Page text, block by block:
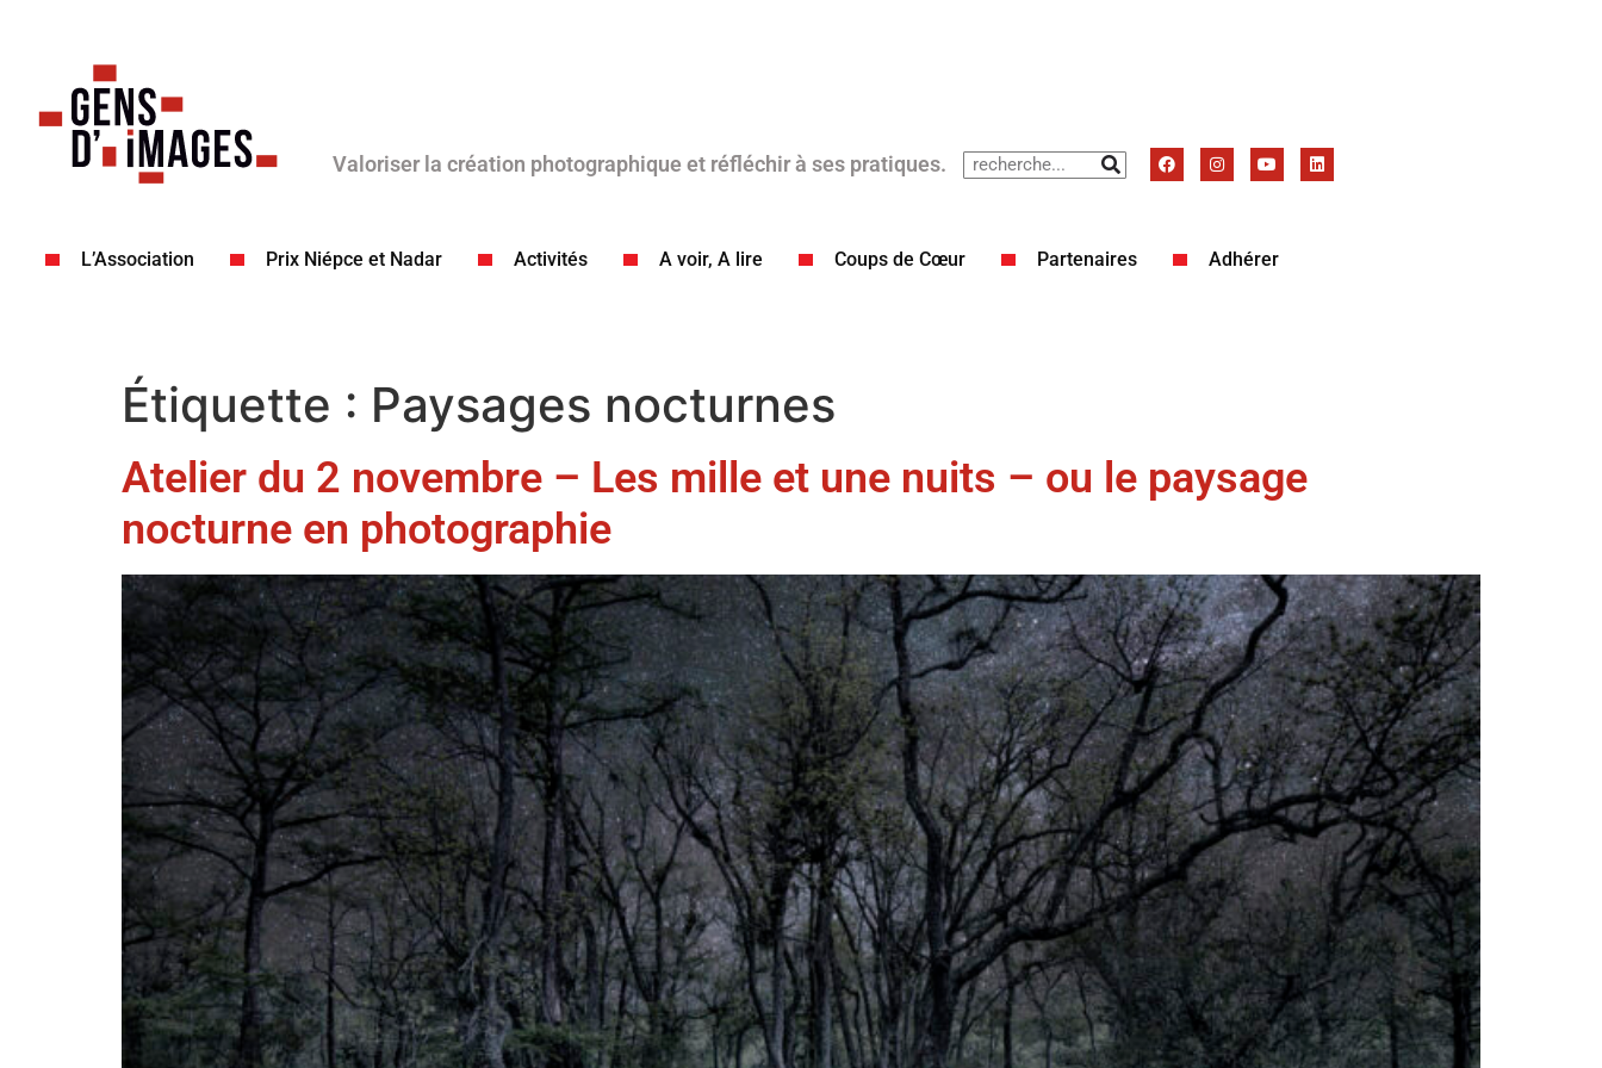
Valoriser la création photographique et réfléchir à ses pratiques.
L’Association Prix Niépce et Nadar Activités A voir, A lire Coups de Cœur​ Partenaires Adhérer
Étiquette : Paysages nocturnes
Atelier du 2 novembre – Les mille et une nuits – ou le paysage
nocturne en photographie